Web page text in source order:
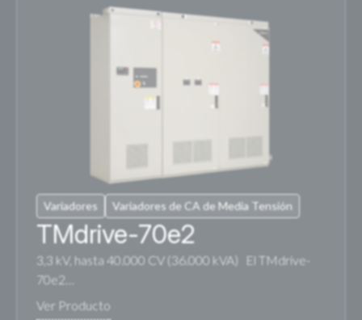
Variadores Variadores de CA de Media Tensión
TMdrive-70e2
3,3 kV, hasta 40.000 CV (36.000 kVA) El TMdrive-
70e2…